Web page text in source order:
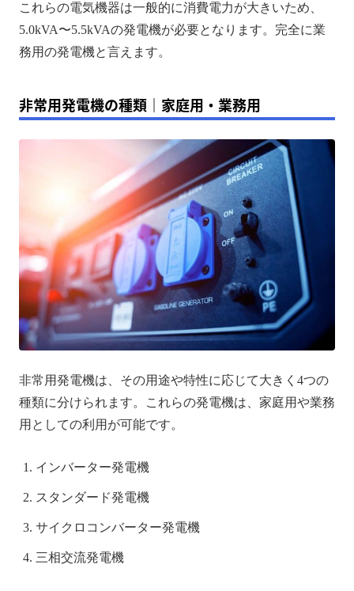
これらの電気機器は一般的に消費電力が大きいため、
5.0kVA〜5.5kVAの発電機が必要となります。完全に業
務用の発電機と言えます。
非常用発電機の種類｜家庭用・業務用
非常用発電機は、その用途や特性に応じて大きく4つの
種類に分けられます。これらの発電機は、家庭用や業務
用としての利用が可能です。
インバーター発電機
スタンダード発電機
サイクロコンバーター発電機
三相交流発電機